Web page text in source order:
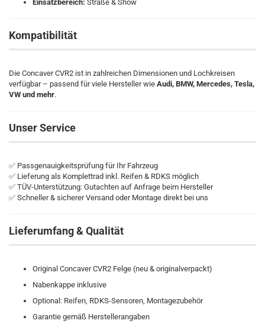
Einsatzbereich: Straße & Show
Kompatibilität
Die Concaver CVR2 ist in zahlreichen Dimensionen und Lochkreisen
verfügbar – passend für viele Hersteller wie Audi, BMW, Mercedes, Tesla,
VW und mehr.
Unser Service
✅ Passgenauigkeitsprüfung für Ihr Fahrzeug
✅ Lieferung als Komplettrad inkl. Reifen & RDKS möglich
✅ TÜV-Unterstützung: Gutachten auf Anfrage beim Hersteller
✅ Schneller & sicherer Versand oder Montage direkt bei uns
Lieferumfang & Qualität
Original Concaver CVR2 Felge (neu & originalverpackt)
Nabenkappe inklusive
Optional: Reifen, RDKS-Sensoren, Montagezubehör
Garantie gemäß Herstellerangaben